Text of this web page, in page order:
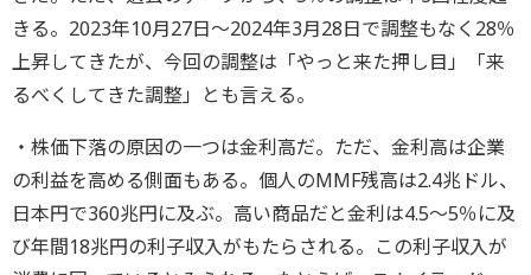
きる。2023年10月27日～2024年3月28日で調整もなく28％
上昇してきたが、今回の調整は「やっと来た押し目」「来
るべくしてきた調整」とも言える。
・株価下落の原因の一つは金利高だ。ただ、金利高は企業
の利益を高める側面もある。個人のMMF残高は2.4兆ドル、
日本円で360兆円に及ぶ。高い商品だと金利は4.5～5％に及
び年間18兆円の利子収入がもたらされる。この利子収入が